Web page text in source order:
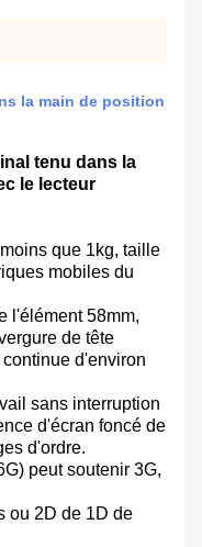
la main de position
tenu dans la
le lecteur
que 1kg, taille
mobiles du
l'élément 58mm,
de tête
d'environ
sans interruption
d'écran foncé de
d'ordre.
peut soutenir 3G,
ou 2D de 1D de